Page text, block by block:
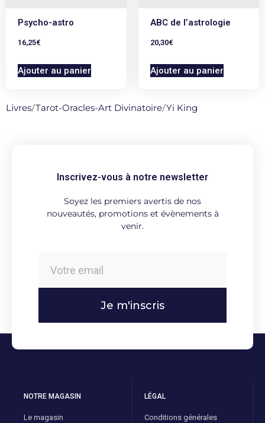
Psycho-astro
16,25€
Ajouter au panier
ABC de l’astrologie
20,30€
Ajouter au panier
Livres/Tarot-Oracles-Art Divinatoire/Yi King
Inscrivez-vous à notre newsletter
Soyez les premiers avertis de nos
nouveautés, promotions et évènements à
venir.
Je m'inscris
NOTRE MAGASIN
Le magasin
LÉGAL
Conditions générales